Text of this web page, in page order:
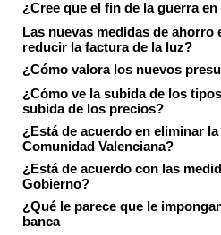
¿Cree que el fin de la guerra
Las nuevas medidas de
reducir la factura de la luz?
¿Cómo valora los nuevos
¿Cómo ve la subida de los
subida de los precios?
¿Está de acuerdo en eliminar
Comunidad Valenciana?
¿Está de acuerdo con las
Gobierno?
¿Qué le parece que le
banca